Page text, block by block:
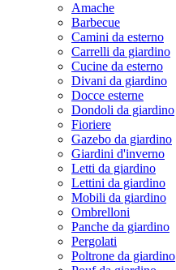
Amache
Barbecue
Camini da esterno
Carrelli da giardino
Cucine da esterno
Divani da giardino
Docce esterne
Dondoli da giardino
Fioriere
Gazebo da giardino
Giardini d'inverno
Letti da giardino
Lettini da giardino
Mobili da giardino
Ombrelloni
Panche da giardino
Pergolati
Poltrone da giardino